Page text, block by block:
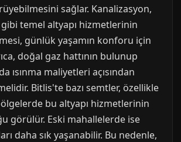
sağlar. Kanalizasyon,
temel altyapı hizmetlerinin
günlük yaşamın konforu için
doğal gaz hattının bulunup
ısınma maliyetleri açısından
Bitlis'te bazı semtler, özellikle
bu altyapı hizmetlerinin
görülür. Eski mahallelerde ise
daha sık yaşanabilir. Bu nedenle,